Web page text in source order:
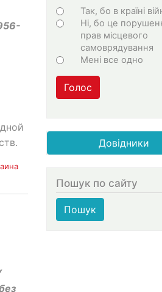
Choices
Так, бо в країні
Ні, бо це
прав місцевого
самоврядування
Мені все одно
Голос
Довідники
Пошук по сайту
Пошук